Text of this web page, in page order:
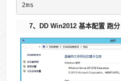
2ms
7、DD Win2012 基本配置 跑分